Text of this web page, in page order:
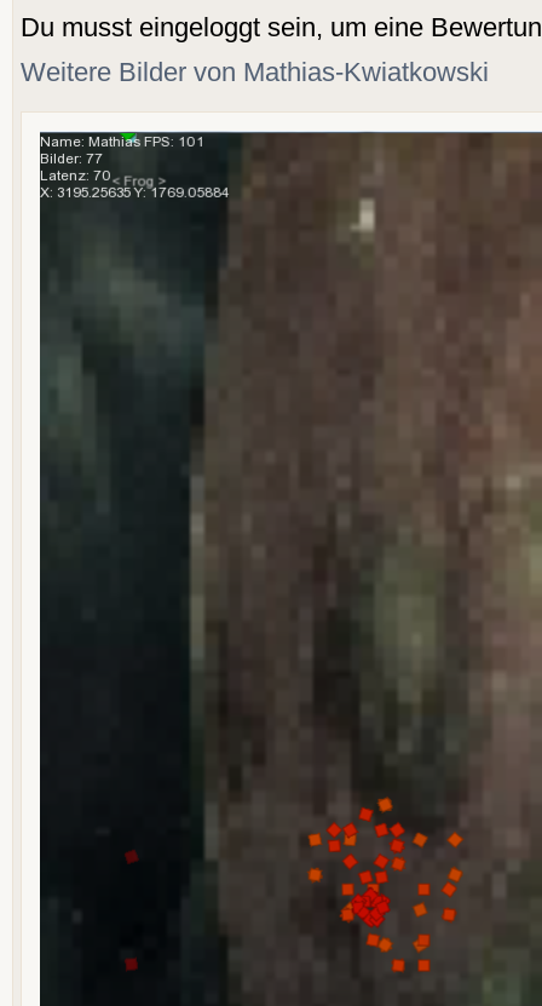
Du musst eingeloggt sein, um eine
Weitere Bilder von Mathias-Kwiatkowski